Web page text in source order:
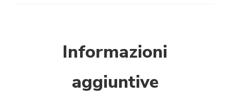
Informazioni
aggiuntive